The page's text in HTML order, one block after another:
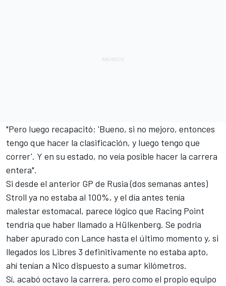
"Pero luego recapacitó: 'Bueno, si no mejoro, entonces
tengo que hacer la clasificación, y luego tengo que
correr'. Y en su estado, no veía posible hacer la carrera
entera".
Si desde el anterior GP de Rusia(dos semanas antes)
Stroll ya no estaba al 100%, y el día antes tenía
malestar estomacal, parece lógico que Racing Point
tendría que haber llamado a Hülkenberg. Se podría
haber apurado con Lance hasta el último momento y, si
llegados los Libres 3 definitivamente no estaba apto,
ahí tenían a Nico dispuesto a sumar kilómetros.
Sí, acabó octavo la carrera, pero como el propio equipo